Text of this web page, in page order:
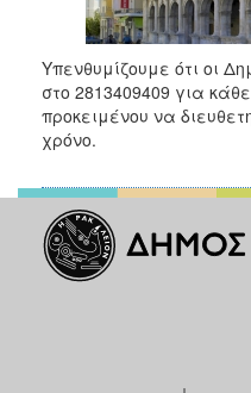
2011
2010
2006
ΤΟΠΟΣ
Υπενθυμίζουμε ότι οι
στο 2813409409 για
προκειμένου να
χρόνο.